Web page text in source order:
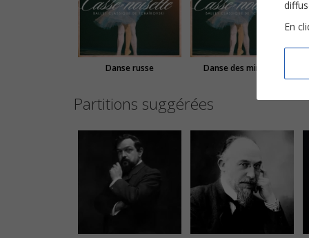
Danse russe Danse des mirlitons
Partitions suggérées
En